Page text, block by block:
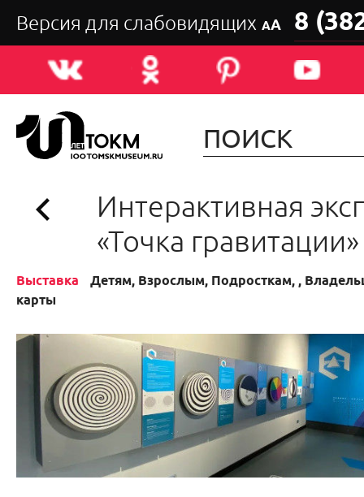
Версия для слабовидящих АА 8
Интерактивная
«Точка гравитации»
Выставка
Детям, Взрослым, Подросткам, ,
карты